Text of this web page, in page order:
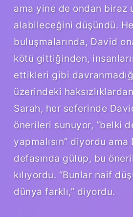
ama yine de ondan biraz
alabileceğini düşündü.
buluşmalarında, David
kötü gittiğinden,
ettikleri gibi
üzerindeki
Sarah, her seferinde
önerileri sunuyor, “belki
yapmalısın” diyordu
defasında gülüp, bu
kılıyordu. “Bunlar naif
dünya farklı,” diyordu.